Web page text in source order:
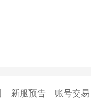
新服预告 账号交易